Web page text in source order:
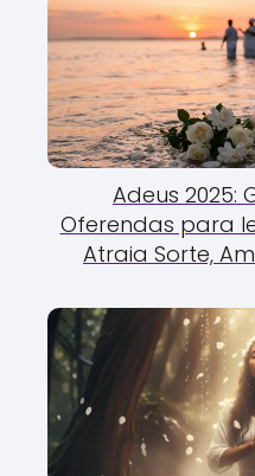
Adeus 2025:
Oferendas para
Atraia Sorte,